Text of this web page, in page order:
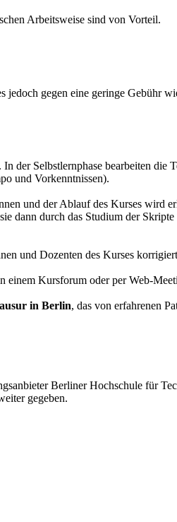
Arbeitsweise sind von Vorteil.
gegen eine geringe Gebühr
der Selbstlernphase bearbeiten die
und Vorkenntnissen).
und der Ablauf des Kurses wird
dann durch das Studium der
und Dozenten des Kurses
einem Kursforum oder per Web-
in Berlin, das von erfahrenen
Berliner Hochschule für
gegeben.